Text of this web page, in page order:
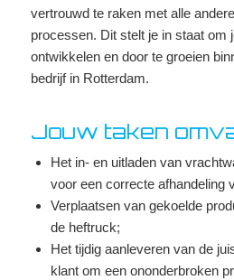
vertrouwd te raken met alle
processen. Dit stelt je in staat om
ontwikkelen en door te groeien
bedrijf in Rotterdam.
Jouw taken
Het in- en uitladen van
voor een correcte afhandeling
Verplaatsen van gekoelde
de heftruck;
Het tijdig aanleveren van de
klant om een ononderbroken